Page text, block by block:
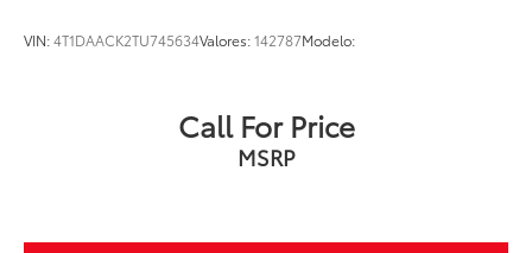
VIN:4T1DAACK2TU745634Valores:142787Modelo:
Call For Price
MSRP